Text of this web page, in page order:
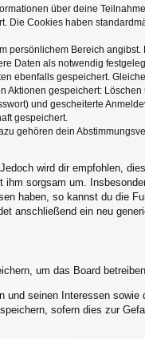
über deine
Cookies haben
Bereich
Daten als notwendig
ebenfalls gespeichert.
gespeichert:
und gescheiterte
gespeichert.
gehören dein
wird dir empfohlen,
sorgsam um.
haben, so kannst du die
anschließend ein neu
um das Board
seinen Interessen
sofern dies zur